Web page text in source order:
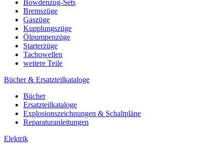
Bowdenzug-Sets
Bremszüge
Gaszüge
Kupplungszüge
Ölpumpenzüge
Starterzüge
Tachowellen
weitere Teile
Bücher & Ersatzteilkataloge
Bücher
Ersatzteilkataloge
Explosionszeichnungen & Schaltpläne
Reparaturanleitungen
Elektrik